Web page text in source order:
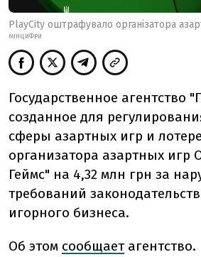
PlayCity оштрафувало організатора
МІНЦИФРИ
Государственное агентство
созданное для
сферы азартных игр и
организатора азартных игр
Геймс" на 4,32 млн грн за
требований
игорного бизнеса.
Об этом сообщает агентство.